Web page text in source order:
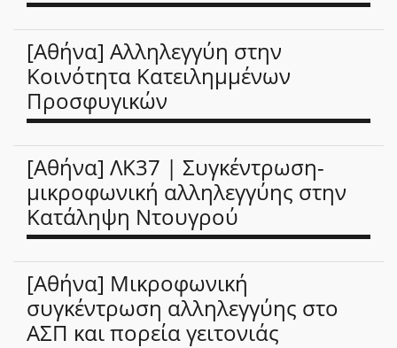
[Αθήνα] Αλληλεγγύη στην
Κοινότητα Κατειλημμένων
Προσφυγικών
[Αθήνα] ΛΚ37 | Συγκέντρωση-
μικροφωνική αλληλεγγύης στην
Κατάληψη Ντουγρού
[Αθήνα] Μικροφωνική
συγκέντρωση αλληλεγγύης στο
ΑΣΠ και πορεία γειτονιάς